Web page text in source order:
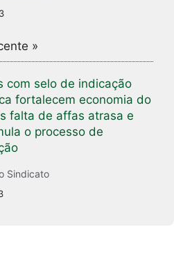
»
com selo de indicação
fortalecem economia do
falta de affas atrasa e
o processo de
Sindicato